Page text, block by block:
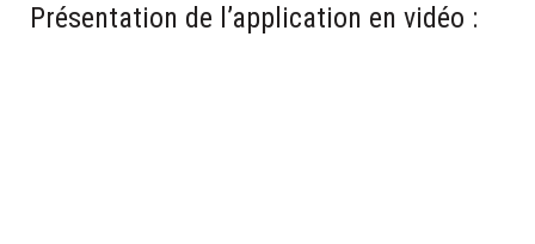
Présentation de l’application en vidéo :